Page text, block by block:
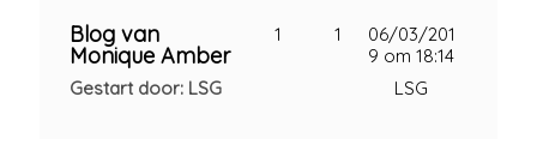
Blog van
Monique Amber
Gestart door: LSG
1 1
06/03/201
9 om 18:14
LSG